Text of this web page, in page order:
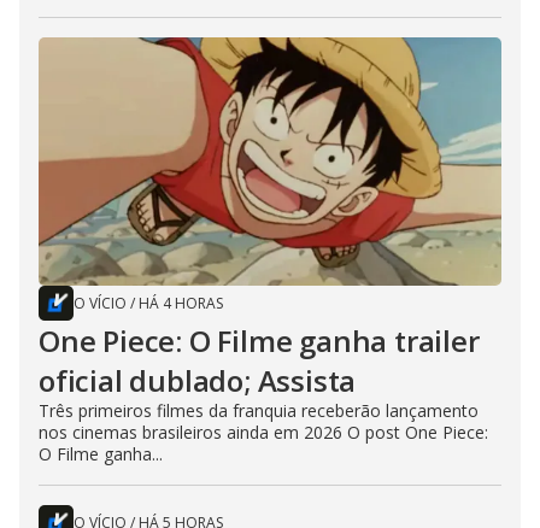
O VÍCIO / HÁ 4 HORAS
One Piece: O Filme ganha trailer
oficial dublado; Assista
Três primeiros filmes da franquia receberão lançamento
nos cinemas brasileiros ainda em 2026 O post One Piece:
O Filme ganha...
O VÍCIO / HÁ 5 HORAS